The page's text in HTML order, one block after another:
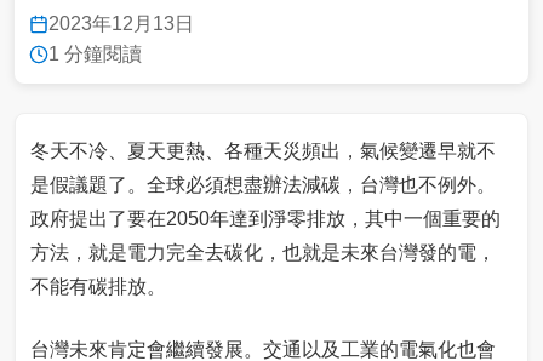
2023年12月13日
1 分鐘閱讀
冬天不冷、夏天更熱、各種天災頻出，氣候變遷早就不
是假議題了。全球必須想盡辦法減碳，台灣也不例外。
政府提出了要在2050年達到淨零排放，其中一個重要的
方法，就是電力完全去碳化，也就是未來台灣發的電，
不能有碳排放。
台灣未來肯定會繼續發展。交通以及工業的電氣化也會